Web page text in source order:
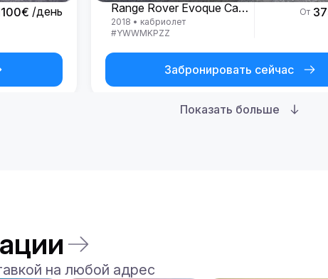
€ /день
Range Rover Evoque Cabrio
2018 • кабриолет
#YWWMKPZZ
От
Забронировать сейчас
Показать больше
на любой адрес